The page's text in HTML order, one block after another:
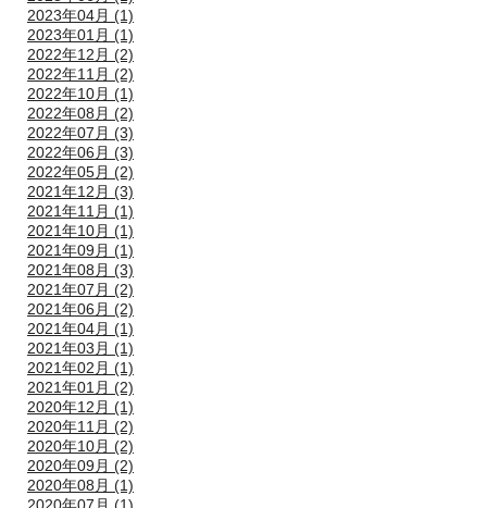
2023年04月 (1)
2023年01月 (1)
2022年12月 (2)
2022年11月 (2)
2022年10月 (1)
2022年08月 (2)
2022年07月 (3)
2022年06月 (3)
2022年05月 (2)
2021年12月 (3)
2021年11月 (1)
2021年10月 (1)
2021年09月 (1)
2021年08月 (3)
2021年07月 (2)
2021年06月 (2)
2021年04月 (1)
2021年03月 (1)
2021年02月 (1)
2021年01月 (2)
2020年12月 (1)
2020年11月 (2)
2020年10月 (2)
2020年09月 (2)
2020年08月 (1)